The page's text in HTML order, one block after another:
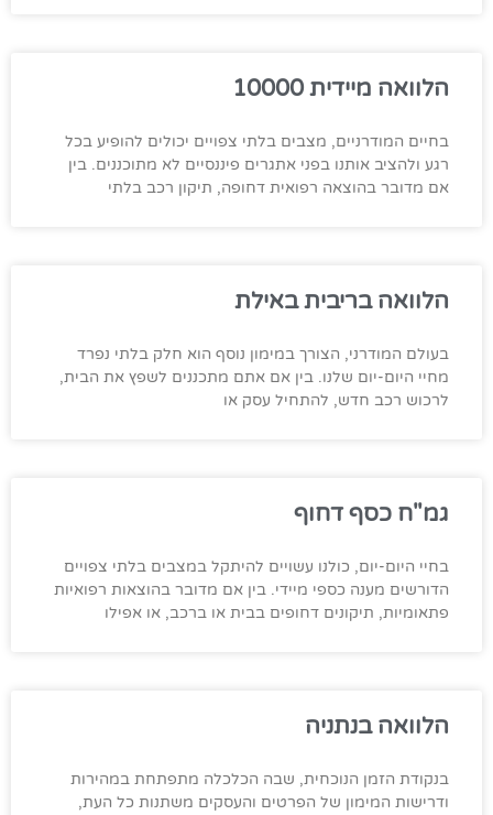
הלוואה מיידית 10000
בחיים המודרניים, מצבים בלתי צפויים יכולים להופיע בכל
רגע ולהציב אותנו בפני אתגרים פיננסיים לא מתוכננים. בין
אם מדובר בהוצאה רפואית דחופה, תיקון רכב בלתי
הלוואה בריבית באילת
בעולם המודרני, הצורך במימון נוסף הוא חלק בלתי נפרד
מחיי היום-יום שלנו. בין אם אתם מתכננים לשפץ את הבית,
לרכוש רכב חדש, להתחיל עסק או
גמ"ח כסף דחוף
בחיי היום-יום, כולנו עשויים להיתקל במצבים בלתי צפויים
הדורשים מענה כספי מיידי. בין אם מדובר בהוצאות רפואיות
פתאומיות, תיקונים דחופים בבית או ברכב, או אפילו
הלוואה בנתניה
בנקודת הזמן הנוכחית, שבה הכלכלה מתפתחת במהירות
ודרישות המימון של הפרטים והעסקים משתנות כל העת,